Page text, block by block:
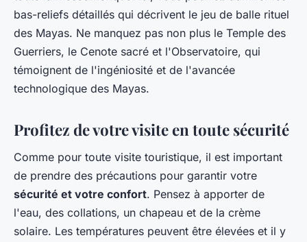
bas-reliefs détaillés qui décrivent le jeu de balle rituel
des Mayas. Ne manquez pas non plus le Temple des
Guerriers, le Cenote sacré et l'Observatoire, qui
témoignent de l'ingéniosité et de l'avancée
technologique des Mayas.
Profitez de votre visite en toute sécurité
Comme pour toute visite touristique, il est important
de prendre des précautions pour garantir votre
sécurité et votre confort. Pensez à apporter de
l'eau, des collations, un chapeau et de la crème
solaire. Les températures peuvent être élevées et il y